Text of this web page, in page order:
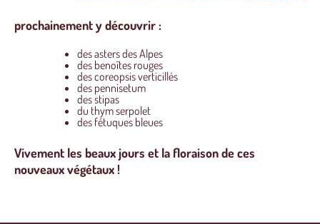
prochainement y découvrir :
des asters des Alpes
des benoîtes rouges
des coreopsis verticillés
des pennisetum
des stipas
du thym serpolet
des fétuques bleues
Vivement les beaux jours et la floraison de ces
nouveaux végétaux !